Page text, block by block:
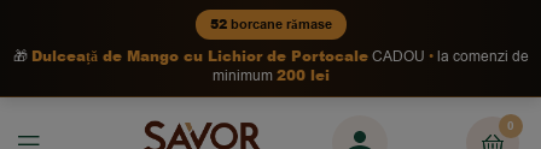
52borcane rămase
🎁 Dulceață de Mango cu Lichior de PortocaleCADOU
la comenzi de
minimum200 lei
0